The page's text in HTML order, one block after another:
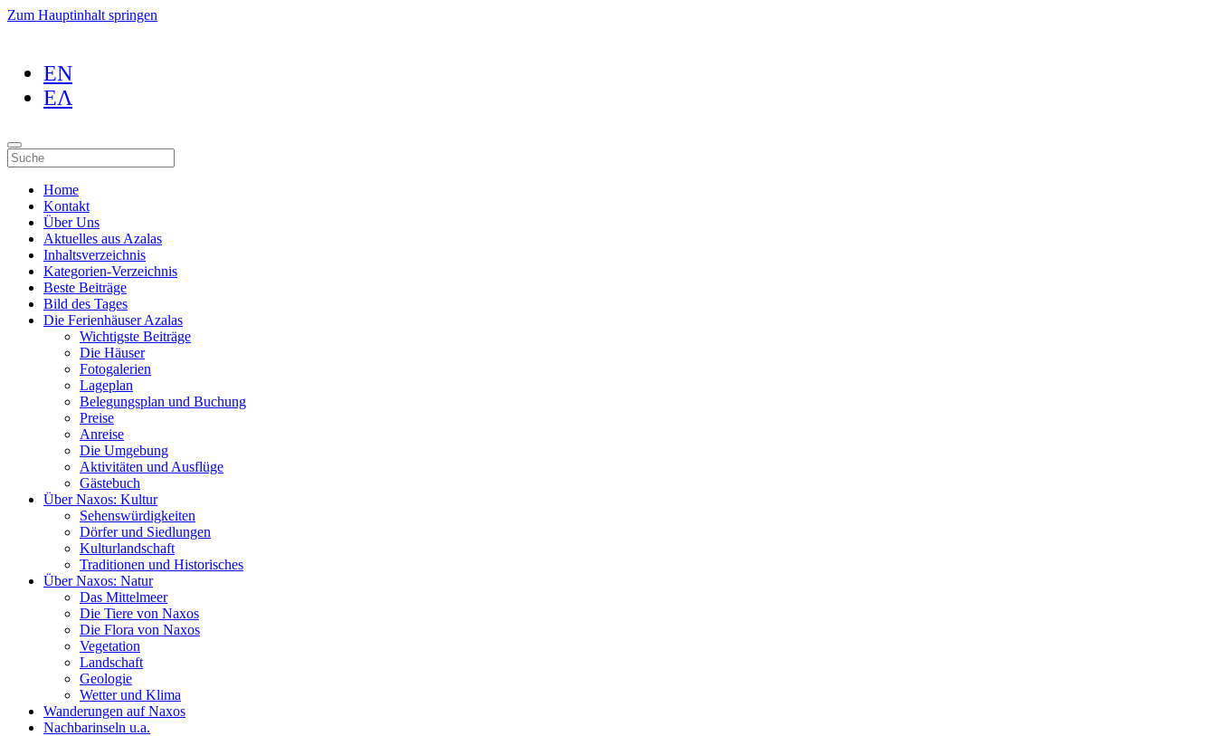
Zum Hauptinhalt springen
EN
ΕΛ
Home
Kontakt
Über Uns
Aktuelles aus Azalas
Inhaltsverzeichnis
Kategorien-Verzeichnis
Beste Beiträge
Bild des Tages
Die Ferienhäuser Azalas
Wichtigste Beiträge
Die Häuser
Fotogalerien
Lageplan
Belegungsplan und Buchung
Preise
Anreise
Die Umgebung
Aktivitäten und Ausflüge
Gästebuch
Über Naxos: Kultur
Sehenswürdigkeiten
Dörfer und Siedlungen
Kulturlandschaft
Traditionen und Historisches
Über Naxos: Natur
Das Mittelmeer
Die Tiere von Naxos
Die Flora von Naxos
Vegetation
Landschaft
Geologie
Wetter und Klima
Wanderungen auf Naxos
Nachbarinseln u.a.